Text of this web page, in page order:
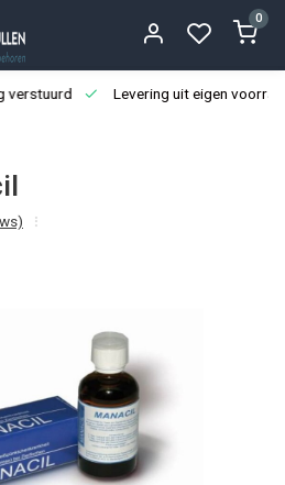
0
verstuurd Levering uit eigen